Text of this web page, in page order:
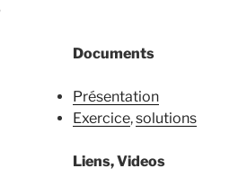
Documents
Présentation
Exercice,solutions
Liens, Videos